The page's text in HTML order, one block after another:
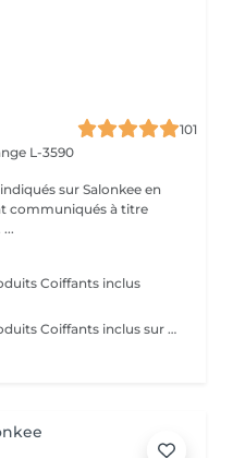
101
L-3590
sur Salonkee en
Coiffants inclus
Diagnostique, Shampooing et Produits Coiffants inclus sur cheveux courts